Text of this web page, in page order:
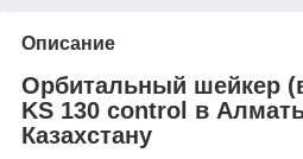
Описание
Орбитальный шейкер
KS 130 control в
Казахстану